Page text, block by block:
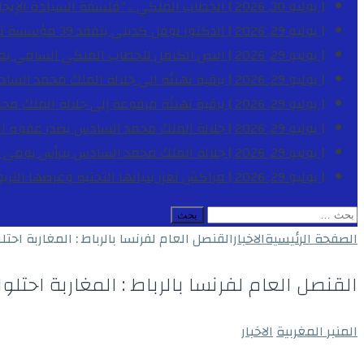
[ يوليو 30, 2026 ]
الخطاب الملكي .. “فلسفة السيادة
[ يوليو 29, 2026 ]
الدكتور نوفل كديلي يتفقد 39 مؤسسة تعليمية بجهة الدار البيضاء-سطات خلال الموسم الدراسي 2025-2026
[ يوليو 29, 2026 ]
النص الكامل للخطاب الملكي السامي بمناسبة الذكرى
[ يوليو 29, 2026 ]
برقية تهنئة الى جلالة الملك محمد
[ يوليو 29, 2026 ]
برقية تهنئة مرفوعة إلى جلالة الملك
[ يوليو 29, 2026 ]
جلالة الملك محمد السادس يصدر عفوه السامي على 1788 شخصا
[ يوليو 29, 2026 ]
جلالة الملك محمد السادس يترأس
[ يوليو 29, 2026 ]
مراكش تعزز بنياتها التحتية وعرضها
البحث
عن:
الصفحة الرئيسيةالاخبارالقنصل العام لفرنسا بالرباط : المغاربة
القنصل العام لفرنسا بالرباط : المغاربة
المنبر المغربيةالاخبار